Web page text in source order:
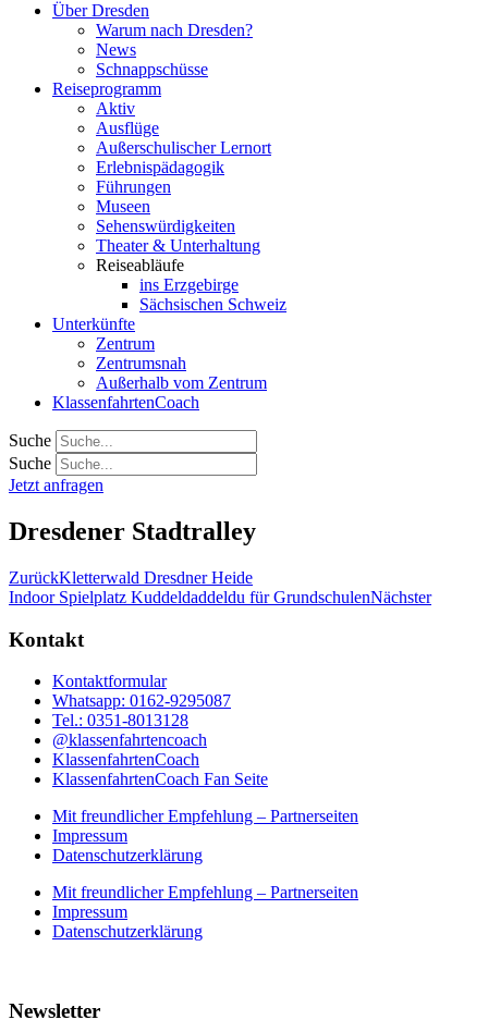
Über Dresden
Warum nach Dresden?
News
Schnappschüsse
Reiseprogramm
Aktiv
Ausflüge
Außerschulischer Lernort
Erlebnispädagogik
Führungen
Museen
Sehenswürdigkeiten
Theater & Unterhaltung
Reiseabläufe
ins Erzgebirge
Sächsischen Schweiz
Unterkünfte
Zentrum
Zentrumsnah
Außerhalb vom Zentrum
KlassenfahrtenCoach
Suche
Suche
Jetzt anfragen
Dresdener Stadtralley
ZurückKletterwald Dresdner Heide
Indoor Spielplatz Kuddeldaddeldu für GrundschulenNächster
Kontakt
Kontaktformular
Whatsapp: 0162-9295087
Tel.: 0351-8013128
@klassenfahrtencoach
KlassenfahrtenCoach
KlassenfahrtenCoach Fan Seite
Mit freundlicher Empfehlung – Partnerseiten
Impressum
Datenschutzerklärung
Mit freundlicher Empfehlung – Partnerseiten
Impressum
Datenschutzerklärung
Newsletter